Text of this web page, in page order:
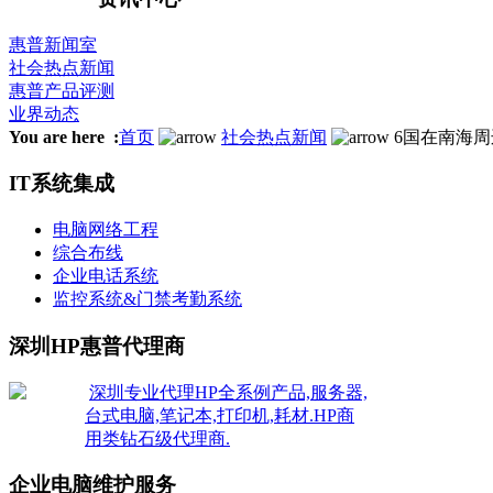
惠普新闻室
社会热点新闻
惠普产品评测
业界动态
You are here :首页 社会热点新闻 6国在南海
IT系统集成
电脑网络工程
综合布线
企业电话系统
监控系统&门禁考勤系统
深圳HP惠普代理商
深圳专业代理HP全系例产品,服务器,
台式电脑,笔记本,打印机,耗材.HP商
用类钻石级代理商.
企业电脑维护服务